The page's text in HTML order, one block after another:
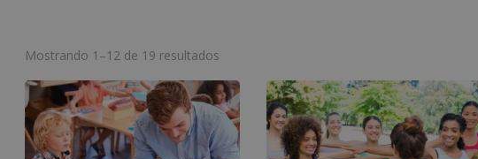
Mostrando 1–12 de 19 resultadosOrdenado
por
popularidad